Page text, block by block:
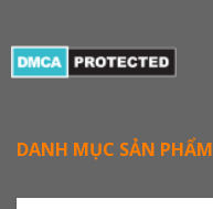
DANH MỤC SẢN PHẨM